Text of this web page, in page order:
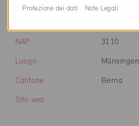
NAP 3110
Luogo Münsingen
Cantone Berna
Sito web
Protezione dei dati Note Legali